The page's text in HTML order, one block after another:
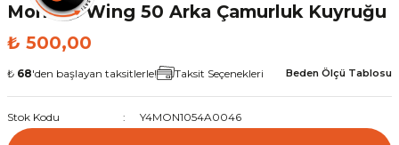
Mondial Wing 50 Arka Çamurluk Kuyruğu
₺ 500,00
₺ 68'den başlayan taksitlerle! Taksit Seçenekleri Beden Ölçü Tablosu
Stok Kodu Y4MON1054A0046